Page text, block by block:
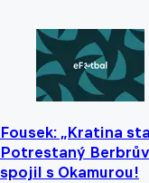
Fousek: „Kratina
Potrestaný
spojil s Okamurou!